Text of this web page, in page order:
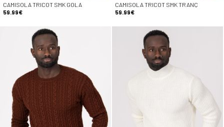
CAMISOLA TRICOT SMK GOLA
59.99€
CAMISOLA TRICOT SMK TRANÇ
59.99€